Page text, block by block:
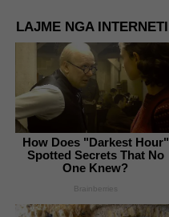
LAJME NGA INTERNETI
How Does "Darkest Hour"
Spotted Secrets That No
One Knew?
Brainberries